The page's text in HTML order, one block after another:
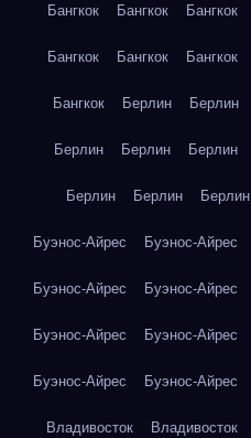
Бангкок Бангкок Бангкок
Бангкок Бангкок Бангкок
Бангкок Берлин Берлин
Берлин Берлин Берлин
Берлин Берлин Берлин
Буэнос-Айрес Буэнос-Айрес
Буэнос-Айрес Буэнос-Айрес
Буэнос-Айрес Буэнос-Айрес
Буэнос-Айрес Буэнос-Айрес
Владивосток Владивосток